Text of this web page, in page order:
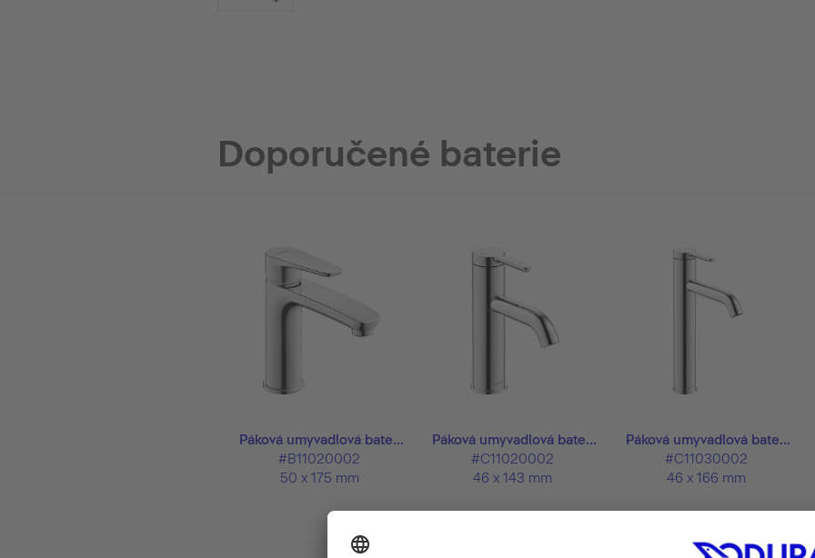
Doporučené baterie
Páková umyvadlová bate...
#B11020002
50 x 175 mm
Páková umyvadlová bate...
#C11020002
46 x 143 mm
Páková umyvadlová bate...
#C11030002
46 x 166 mm